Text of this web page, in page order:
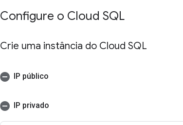
Configure o Cloud SQL
Crie uma instância do Cloud SQL
IP público
IP privado